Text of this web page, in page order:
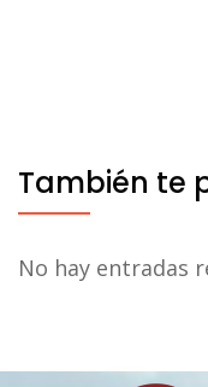
También te
No hay entradas